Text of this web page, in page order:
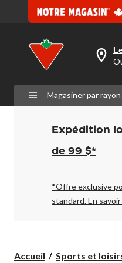
votre
est
Leduc,
AB,
Ouvert,
à
pour
changer
Magasiner par rayon
Expédition
de 99 $*
*Offre exclusive
standard.En
Accueil Sports et